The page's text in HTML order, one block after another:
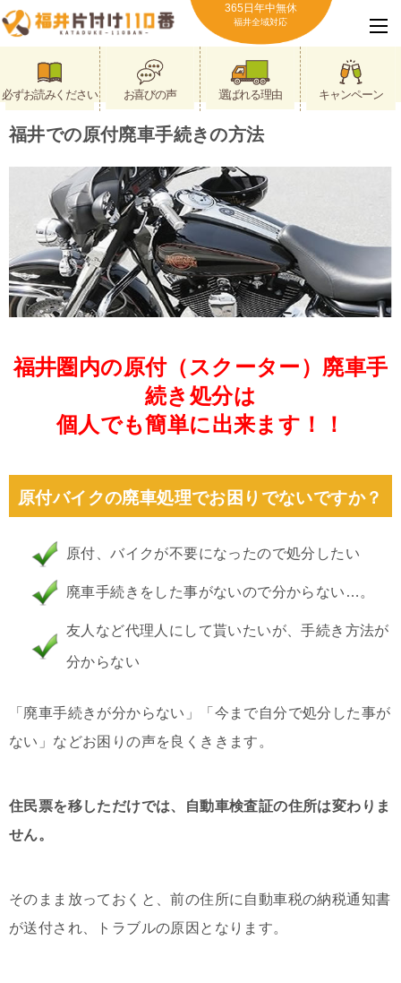
365日年中無休
福井全域対応
必ずお読みください お喜びの声 選ばれる理由 キャンペーン
福井での原付廃車手続きの方法
福井圏内の原付（スクーター）廃車手
続き処分は
個人でも簡単に出来ます！！
原付バイクの廃車処理でお困りでないですか？
原付、バイクが不要になったので処分したい
廃車手続きをした事がないので分からない…。
友人など代理人にして貰いたいが、手続き方法が
分からない
「廃車手続きが分からない」「今まで自分で処分した事が
ない」などお困りの声を良くききます。
住民票を移しただけでは、自動車検査証の住所は変わりま
せん。
そのまま放っておくと、前の住所に自動車税の納税通知書
が送付され、トラブルの原因となります。